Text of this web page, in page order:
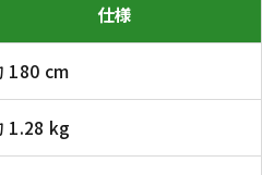
仕様
180 cm
1.28 kg